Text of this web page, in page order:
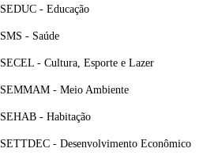
SEDUC - Educação
SMS - Saúde
SECEL - Cultura, Esporte e Lazer
SEMMAM - Meio Ambiente
SEHAB - Habitação
SETTDEC - Desenvolvimento Econômico